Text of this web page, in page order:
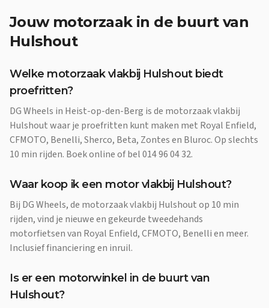
Jouw motorzaakin de buurt van
Hulshout
Welke motorzaak vlakbij Hulshout biedt
proefritten?
DG Wheels in Heist-op-den-Berg is de motorzaak vlakbij
Hulshout waar je proefritten kunt maken met Royal Enfield,
CFMOTO, Benelli, Sherco, Beta, Zontes en Bluroc. Op slechts
10 min rijden. Boek online of bel 014 96 04 32.
Waar koop ik een motor vlakbij Hulshout?
Bij DG Wheels, de motorzaak vlakbij Hulshout op 10 min
rijden, vind je nieuwe en gekeurde tweedehands
motorfietsen van Royal Enfield, CFMOTO, Benelli en meer.
Inclusief financiering en inruil.
Is er een motorwinkel in de buurt van
Hulshout?